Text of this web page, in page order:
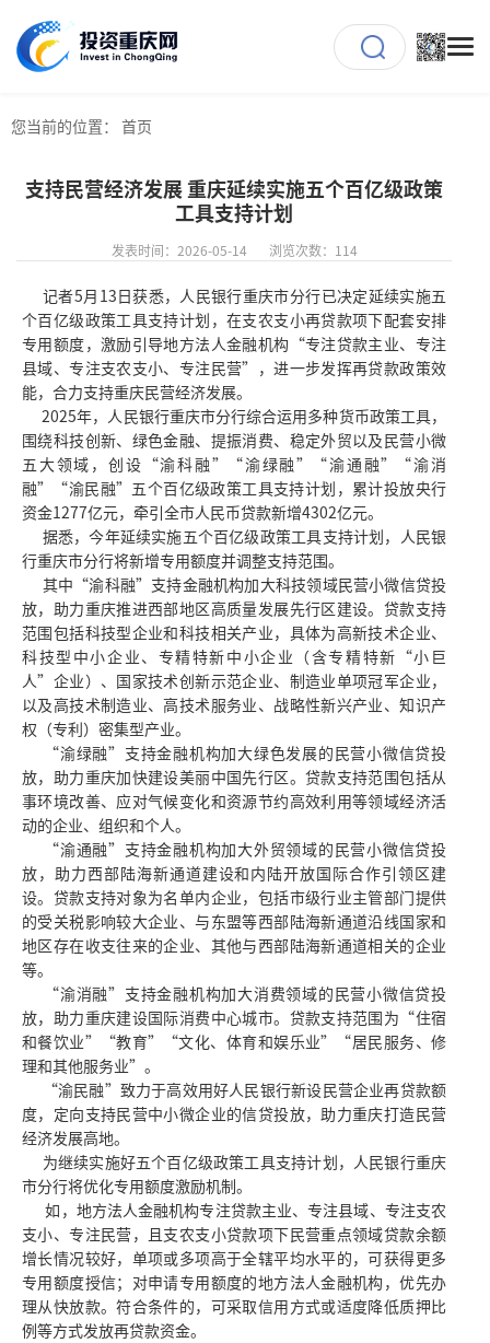
您当前的位置： 首页
支持民营经济发展 重庆延续实施五个百亿级政策
工具支持计划
发表时间：2026-05-14 浏览次数：114
记者5月13日获悉，人民银行重庆市分行已决定延续实施五
个百亿级政策工具支持计划，在支农支小再贷款项下配套安排
专用额度，激励引导地方法人金融机构“专注贷款主业、专注
县域、专注支农支小、专注民营”，进一步发挥再贷款政策效
能，合力支持重庆民营经济发展。
2025年，人民银行重庆市分行综合运用多种货币政策工具，
围绕科技创新、绿色金融、提振消费、稳定外贸以及民营小微
五大领域，创设“渝科融”“渝绿融”“渝通融”“渝消
融”“渝民融”五个百亿级政策工具支持计划，累计投放央行
资金1277亿元，牵引全市人民币贷款新增4302亿元。
据悉，今年延续实施五个百亿级政策工具支持计划，人民银
行重庆市分行将新增专用额度并调整支持范围。
其中“渝科融”支持金融机构加大科技领域民营小微信贷投
放，助力重庆推进西部地区高质量发展先行区建设。贷款支持
范围包括科技型企业和科技相关产业，具体为高新技术企业、
科技型中小企业、专精特新中小企业（含专精特新“小巨
人”企业）、国家技术创新示范企业、制造业单项冠军企业，
以及高技术制造业、高技术服务业、战略性新兴产业、知识产
权（专利）密集型产业。
“渝绿融”支持金融机构加大绿色发展的民营小微信贷投
放，助力重庆加快建设美丽中国先行区。贷款支持范围包括从
事环境改善、应对气候变化和资源节约高效利用等领域经济活
动的企业、组织和个人。
“渝通融”支持金融机构加大外贸领域的民营小微信贷投
放，助力西部陆海新通道建设和内陆开放国际合作引领区建
设。贷款支持对象为名单内企业，包括市级行业主管部门提供
的受关税影响较大企业、与东盟等西部陆海新通道沿线国家和
地区存在收支往来的企业、其他与西部陆海新通道相关的企业
等。
“渝消融”支持金融机构加大消费领域的民营小微信贷投
放，助力重庆建设国际消费中心城市。贷款支持范围为“住宿
和餐饮业”“教育”“文化、体育和娱乐业”“居民服务、修
理和其他服务业”。
“渝民融”致力于高效用好人民银行新设民营企业再贷款额
度，定向支持民营中小微企业的信贷投放，助力重庆打造民营
经济发展高地。
为继续实施好五个百亿级政策工具支持计划，人民银行重庆
市分行将优化专用额度激励机制。
如，地方法人金融机构专注贷款主业、专注县域、专注支农
支小、专注民营，且支农支小贷款项下民营重点领域贷款余额
增长情况较好，单项或多项高于全辖平均水平的，可获得更多
专用额度授信；对申请专用额度的地方法人金融机构，优先办
理从快放款。符合条件的，可采取信用方式或适度降低质押比
例等方式发放再贷款资金。